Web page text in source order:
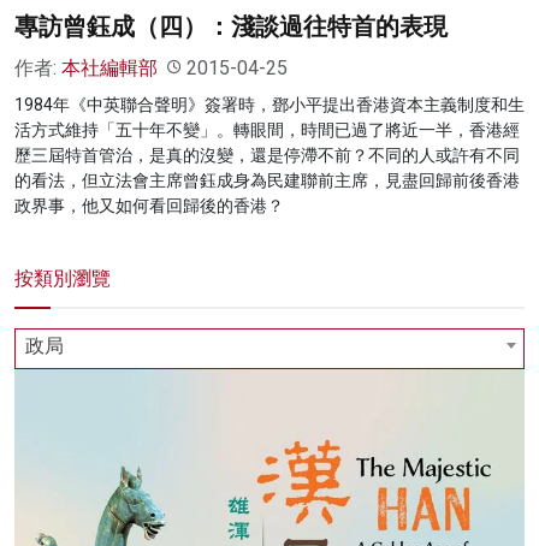
專訪曾鈺成（四）：淺談過往特首的表現
作者: 本社編輯部 2015-04-25
1984年《中英聯合聲明》簽署時，鄧小平提出香港資本主義制度和生
活方式維持「五十年不變」。轉眼間，時間已過了將近一半，香港經
歷三屆特首管治，是真的沒變，還是停滯不前？不同的人或許有不同
的看法，但立法會主席曾鈺成身為民建聯前主席，見盡回歸前後香港
政界事，他又如何看回歸後的香港？
按類別瀏覽
政局